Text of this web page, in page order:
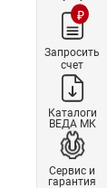
₽
Запросить
счет
Каталоги
ВЕДА МК
Сервис и
гарантия